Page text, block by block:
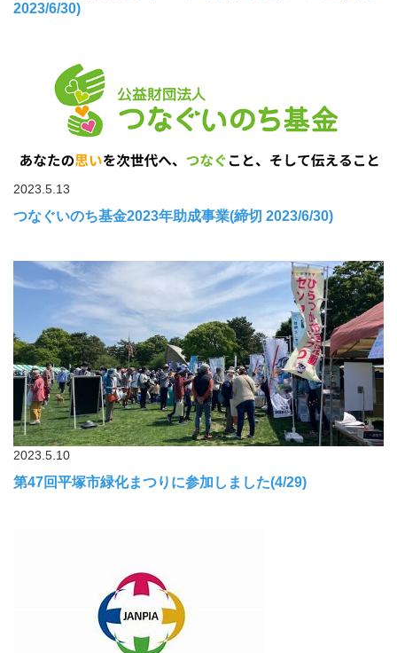
2023/6/30)
2023.5.13
つなぐいのち基金2023年助成事業(締切 2023/6/30)
2023.5.10
第47回平塚市緑化まつりに参加しました(4/29)